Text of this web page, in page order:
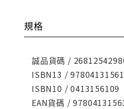
規格
誠品貨碼 /
ISBN13 /
ISBN10 / 0413156109
EAN貨碼 /